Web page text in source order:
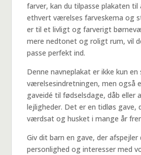
farver, kan du tilpasse plakaten
ethvert værelses farveskema og
er til et livligt og farverigt
mere nedtonet og roligt rum, vil
passe perfekt ind.
Denne navneplakat er ikke kun
værelsesindretningen, men også
gaveidé til fødselsdage, dåb eller
lejligheder. Det er en tidløs gave,
værdsat og husket i mange år
Giv dit barn en gave, der afspejler
personlighed og interesser med